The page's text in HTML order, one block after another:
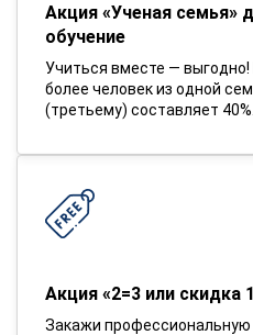
Акция «Ученая семья»
обучение
Учиться вместе — выгодно!
более человек из одной
(третьему) составляет 40%.
Акция «2=3 или скидка
Закажи